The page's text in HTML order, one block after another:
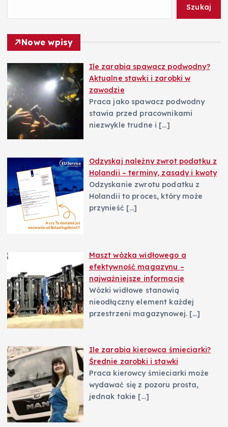
w
p
i
s
u
Szukaj
Nowe wpisy
Ile zarabia spawacz podwodny?
Aktualne stawki i zarobki w
zawodzie
Praca jako spawacz podwodny
stawia przed pracownikami
niezwykle trudne i […]
Odzyskaj należny zwrot podatku z
Holandii – terminy, zasady i kwoty
Odzyskanie zwrotu podatku z
Holandii to proces, który może
przynieść […]
Maszt wózka widłowego a
efektywność magazynu –
najważniejsze informacje
Wózki widłowe stanowią
nieodłączny element każdej
przestrzeni magazynowej. […]
Ile zarabia kierowca śmieciarki?
Średnie zarobki i stawki
Praca kierowcy śmieciarki może
wydawać się z pozoru prosta,
jednak takie […]